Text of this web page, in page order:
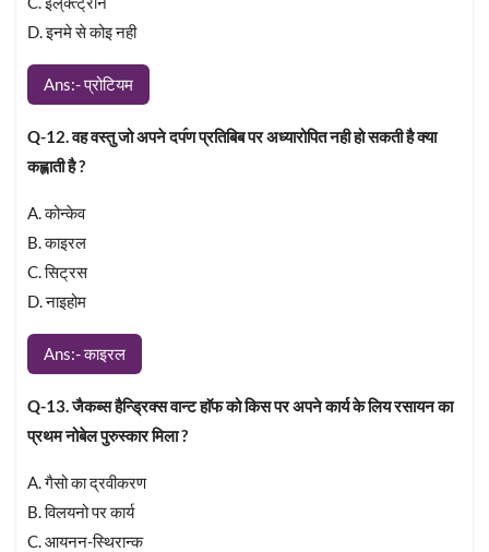
D. इनमे से कोइ नही
Ans:- प्रोटियम
Q-12. वह वस्तु जो अपने दप॔ण प्रतिबिब पर अध्यारोपित नही हो सकती है क्या
कह्लाती है ?
A. कोन्केव
B. काइरल
C. सिट्रस
D. नाइहोम
Ans:- काइरल
Q-13. जैकब्स हैन्ड्रिक्स वान्ट हाॅफ को किस पर अपने कार्य के लिय रसायन का
प्रथम नोबेल पुरुस्कार मिला ?
A. गैसो का द्रवीकरण
B. विलयनो पर कार्य
C. आयनन-स्थिरान्क